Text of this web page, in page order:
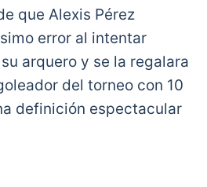
Final de la
January 23, 2021
que Alexis Pérez
error al intentar
arquero y se la regalara
del torneo con 10
definición espectacular